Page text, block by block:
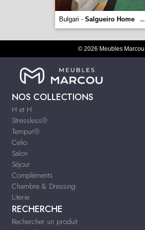
Bulgari - Salgueiro Home ...
© 2026 Meubles Marcou
NOS COLLECTIONS
H et H
Stressless®
Tempur®
Celio
Salon
Séjour
Compléments
Chambre & Dressing
Literie
RECHERCHE
Rechercher un produit